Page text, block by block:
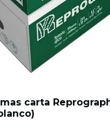
carta